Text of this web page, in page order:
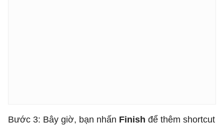
Bước 3: Bây giờ, bạn nhấn Finish để thêm shortcut